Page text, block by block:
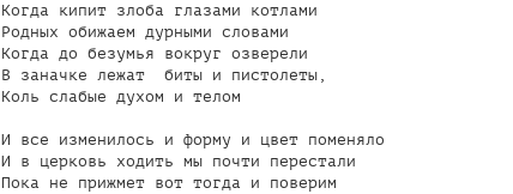
Когда кипит злоба глазами котлами
Родных обижаем дурными словами
Когда до безумья вокруг озверели
В заначке лежат  биты и пистолеты,
Коль слабые духом и телом
И все изменилось и форму и цвет поменяло
И в церковь ходить мы почти перестали
Пока не прижмет вот тогда и поверим